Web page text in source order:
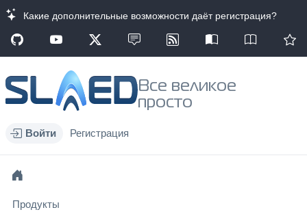
Какие дополнительные возможности даёт регистрация?
Все великое
просто
Войти Регистрация
Продукты